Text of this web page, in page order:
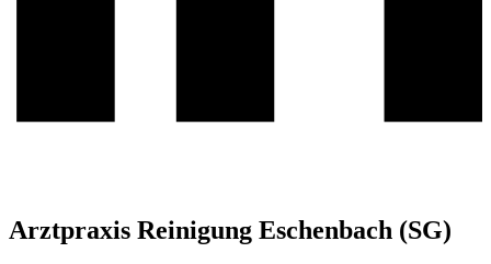
Arztpraxis Reinigung Eschenbach (SG)